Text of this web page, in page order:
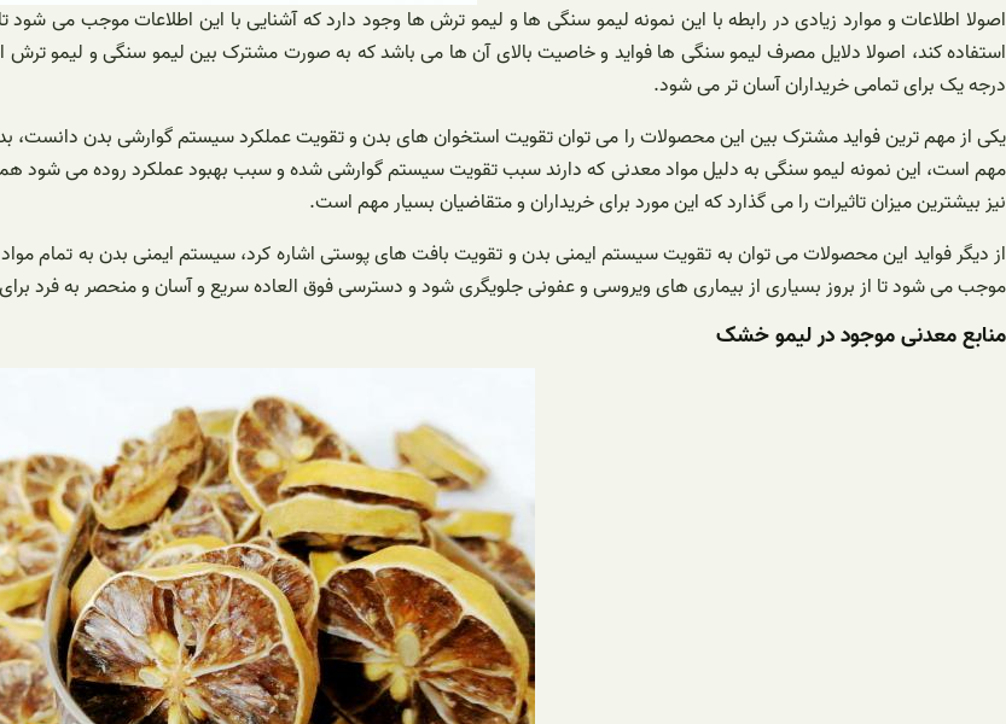
اصولا اطلاعات و موارد زیادی در رابطه با این نمونه لیمو سنگی ها و لیمو ترش ها وجود دارد که آشنایی با این اطلاعات موجب می
استفاده کند، اصولا دلایل مصرف لیمو سنگی ها فواید و خاصیت بالای آن ها می باشد که به صورت مشترک بین لیمو سنگی و لیمو
درجه یک برای تمامی خریداران آسان تر می شود.
یکی از مهم ترین فواید مشترک بین این محصولات را می توان تقویت استخوان های بدن و تقویت عملکرد سیستم گوارشی بدن دانست،
مهم است، این نمونه لیمو سنگی به دلیل مواد معدنی که دارند سبب تقویت سیستم گوارشی شده و سبب بهبود عملکرد روده می شود
نیز بیشترین میزان تاثیرات را می گذارد که این مورد برای خریداران و متقاضیان بسیار مهم است.
از دیگر فواید این محصولات می توان به تقویت سیستم ایمنی بدن و تقویت بافت های پوستی اشاره کرد، سیستم ایمنی بدن به تمام
موجب می شود تا از بروز بسیاری از بیماری های ویروسی و عفونی جلویگری شود و دسترسی فوق العاده سریع و آسان و منحصر به فرد برای
منابع معدنی موجود در لیمو خشک